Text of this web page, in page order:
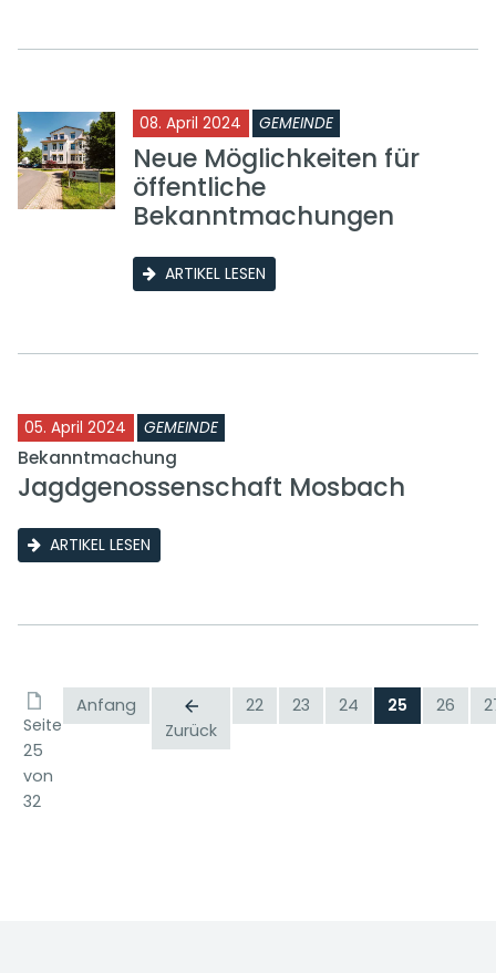
08. April 2024 GEMEINDE
Neue Möglichkeiten für
öffentliche
Bekanntmachungen
ARTIKEL LESEN
05. April 2024 GEMEINDE
Bekanntmachung
Jagdgenossenschaft Mosbach
ARTIKEL LESEN
Seite
25
von
32
Anfang
Zurück
22 23 24 25 26